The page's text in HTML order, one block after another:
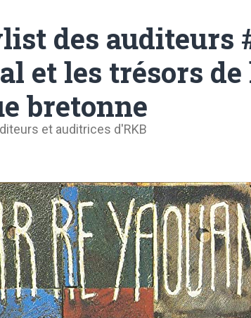
des auditeurs
et les trésors de
bretonne
et auditrices d'RKB